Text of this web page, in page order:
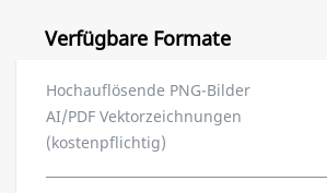
Verfügbare Formate
Hochauflösende PNG-Bilder
AI/PDF Vektorzeichnungen
(kostenpflichtig)